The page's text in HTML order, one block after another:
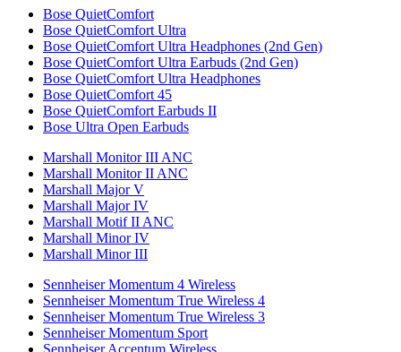
Bose QuietComfort
Bose QuietComfort Ultra
Bose QuietComfort Ultra Headphones (2nd Gen)
Bose QuietComfort Ultra Earbuds (2nd Gen)
Bose QuietComfort Ultra Headphones
Bose QuietComfort 45
Bose QuietComfort Earbuds II
Bose Ultra Open Earbuds
Marshall Monitor III ANC
Marshall Monitor II ANC
Marshall Major V
Marshall Major IV
Marshall Motif II ANC
Marshall Minor IV
Marshall Minor III
Sennheiser Momentum 4 Wireless
Sennheiser Momentum True Wireless 4
Sennheiser Momentum True Wireless 3
Sennheiser Momentum Sport
Sennheiser Accentum Wireless